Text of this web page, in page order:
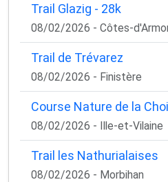
Trail Glazig - 28k
08/02/2026 - Côtes-
Trail de Trévarez
08/02/2026 - Finistère
Course Nature de la
08/02/2026 - Ille-et-Vilaine
Trail les Nathurialaises
08/02/2026 - Morbihan